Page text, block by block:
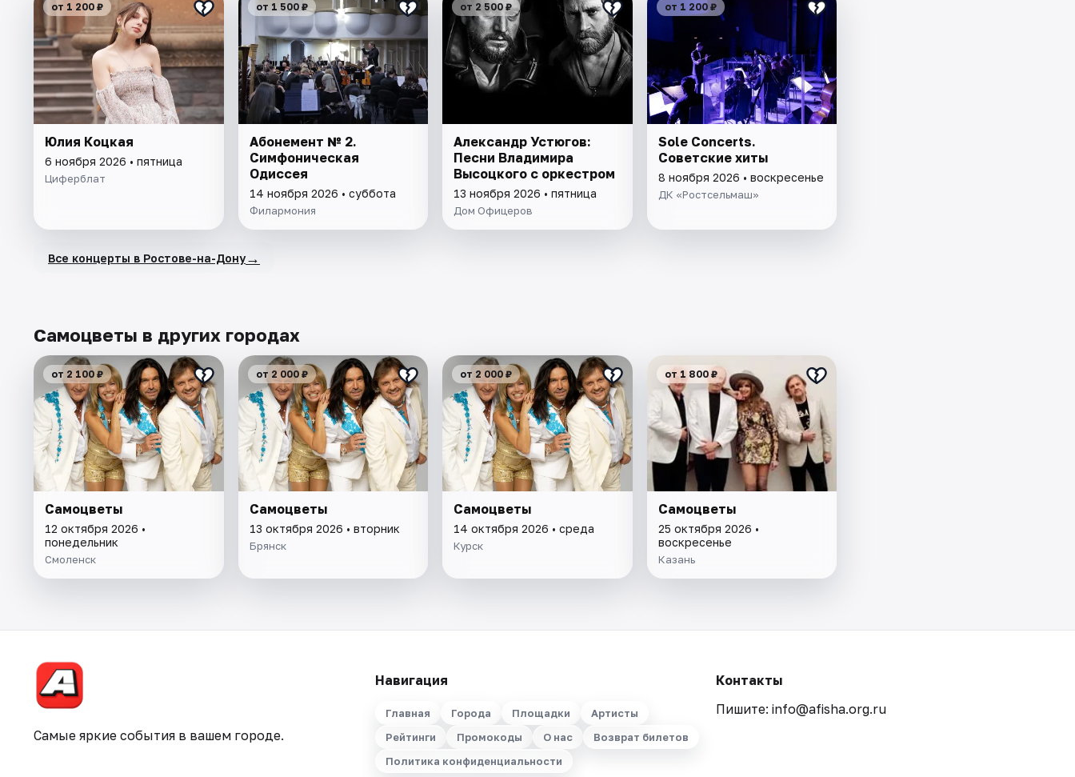
от 1 200 ₽
Юлия Коцкая
6 ноября 2026 • пятница
Циферблат
от 1 500 ₽
Абонемент № 2.
Симфоническая
Одиссея
14 ноября 2026 • суббота
Филармония
от 2 500 ₽
Александр Устюгов:
Песни Владимира
Высоцкого с оркестром
13 ноября 2026 • пятница
Дом Офицеров
от 1 200 ₽
Sole Concerts.
Советские хиты
8 ноября 2026 • воскресенье
ДК «Ростсельмаш»
Все концерты в Ростове-на-Дону→
Самоцветы в других городах
от 2 100 ₽
Самоцветы
12 октября 2026 •
понедельник
Смоленск
от 2 000 ₽
Самоцветы
13 октября 2026 • вторник
Брянск
от 2 000 ₽
Самоцветы
14 октября 2026 • среда
Курск
от 1 800 ₽
Самоцветы
25 октября 2026 •
воскресенье
Казань
Самые яркие события в вашем городе.
Навигация
Главная Города Площадки
Артисты
Рейтинги
Промокоды О нас
Возврат билетов
Политика конфиденциальности
Контакты
Пишите: info@afisha.org.ru